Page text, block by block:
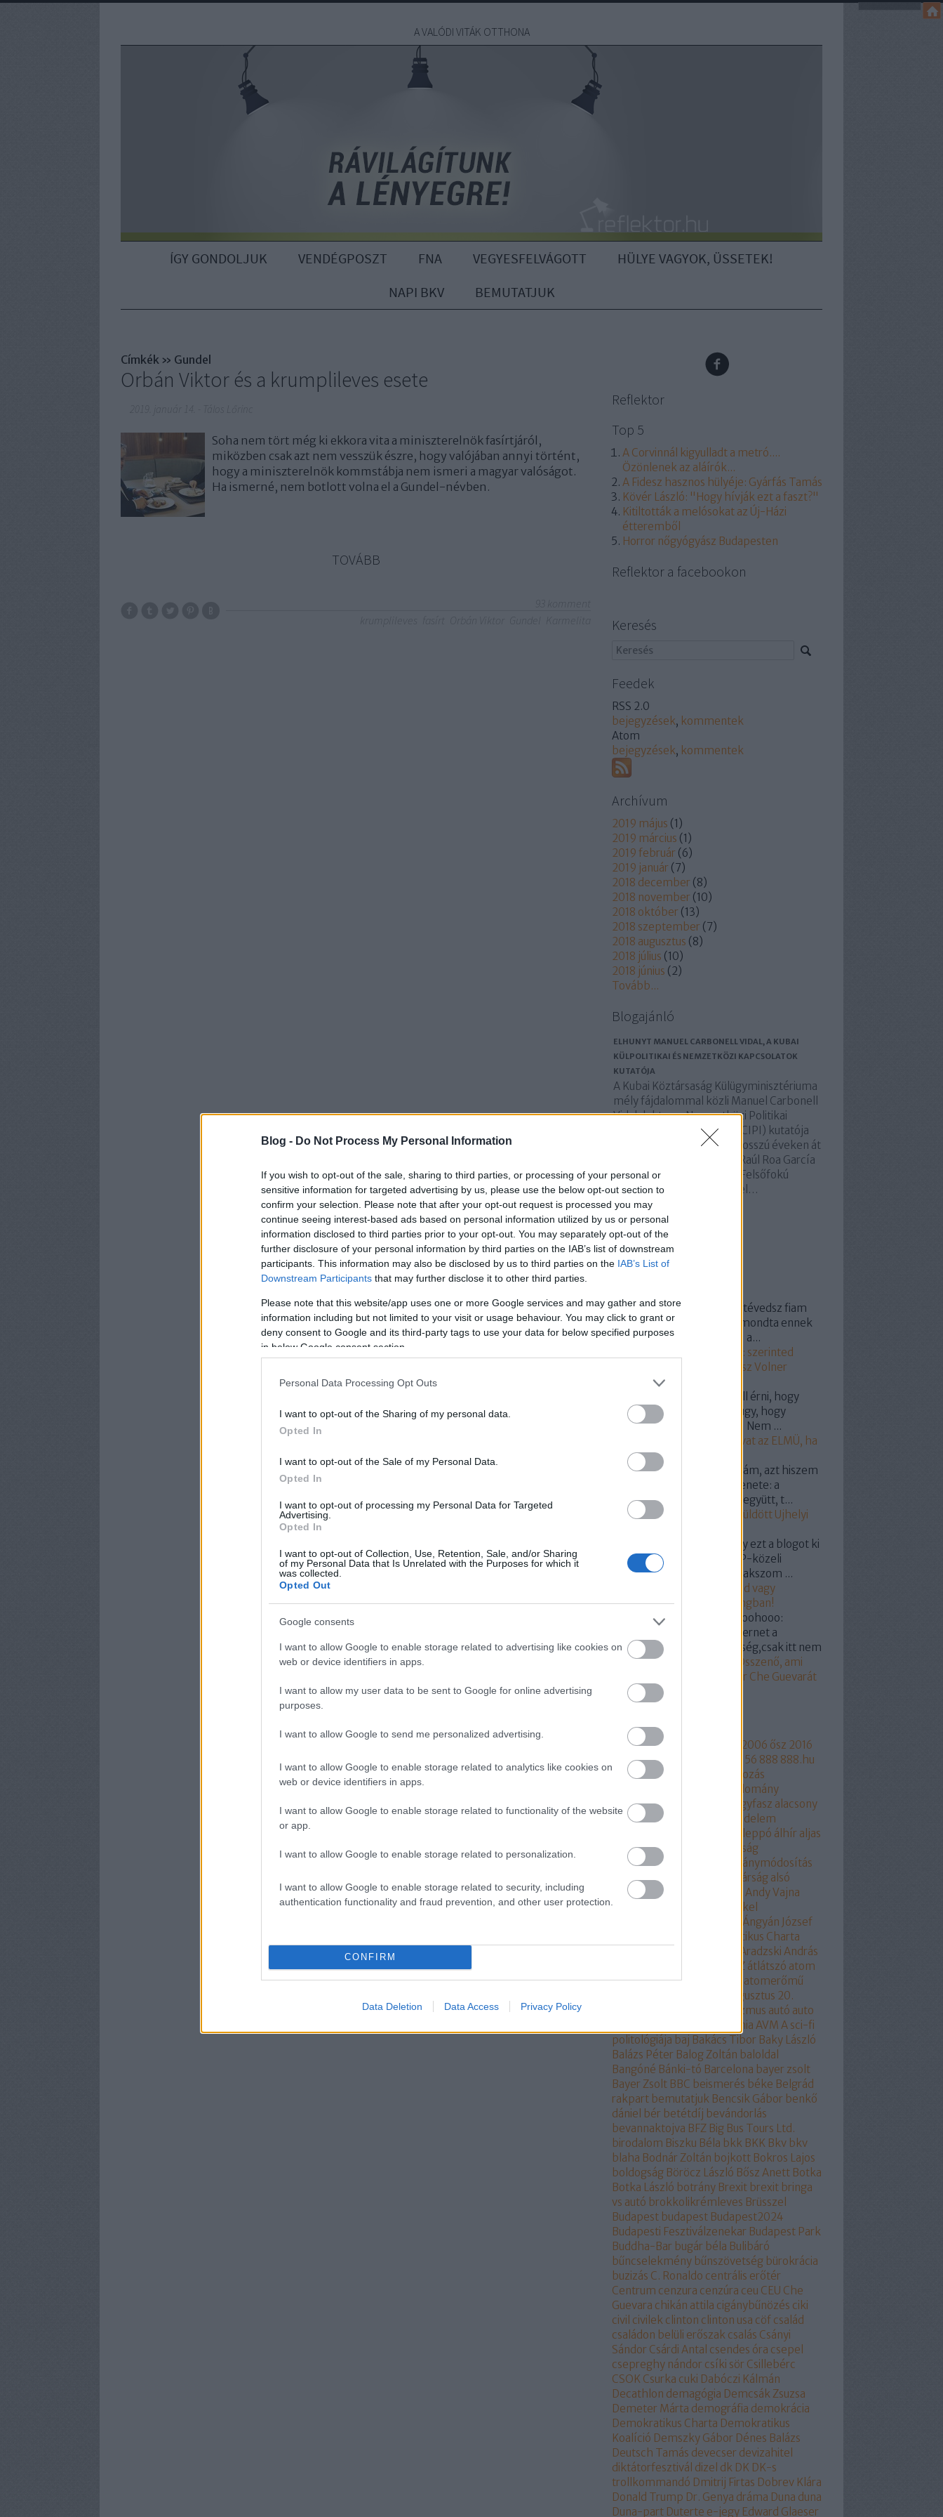
Blog - Do Not Process My Personal Information
If you wish to opt-out of the sale, sharing to third parties, or processing of your personal or
sensitive information for targeted advertising by us, please use the below opt-out section to
confirm your selection. Please note that after your opt-out request is processed you may
continue seeing interest-based ads based on personal information utilized by us or personal
information disclosed to third parties prior to your opt-out. You may separately opt-out of the
further disclosure of your personal information by third parties on the IAB’s list of downstream
participants. This information may also be disclosed by us to third parties on the IAB’s List of
Downstream Participants that may further disclose it to other third parties.
Please note that this website/app uses one or more Google services and may gather and store
information including but not limited to your visit or usage behaviour. You may click to grant or
deny consent to Google and its third-party tags to use your data for below specified purposes
in below Google consent section.
Personal Data Processing Opt Outs
I want to opt-out of the Sharing of my personal data.
Opted In
I want to opt-out of the Sale of my Personal Data.
Opted In
I want to opt-out of processing my Personal Data for Targeted
Advertising.
Opted In
I want to opt-out of Collection, Use, Retention, Sale, and/or Sharing
of my Personal Data that Is Unrelated with the Purposes for which it
was collected.
Opted Out
Google consents
I want to allow Google to enable storage related to advertising like cookies on
web or device identifiers in apps.
I want to allow my user data to be sent to Google for online advertising
purposes.
I want to allow Google to send me personalized advertising.
I want to allow Google to enable storage related to analytics like cookies on
web or device identifiers in apps.
I want to allow Google to enable storage related to functionality of the website
or app.
I want to allow Google to enable storage related to personalization.
I want to allow Google to enable storage related to security, including
authentication functionality and fraud prevention, and other user protection.
CONFIRM
Data Deletion Data Access Privacy Policy
A VALÓDI VITÁK OTTHONA
ÍGY GONDOLJUK VENDÉGPOSZT FNA VEGYESFELVÁGOTT
HÜLYE VAGYOK, ÜSSETEK!
NAPI BKV
BEMUTATJUK
Címkék » Gundel
Orbán Viktor és a krumplileves esete
Soha nem tört még ki ekkora vita a miniszterelnök fasírtjáról,
miközben csak azt nem vesszük észre, hogy valójában annyi történt,
hogy a miniszterelnök kommstábja nem ismeri a magyar valóságot.
Ha ismerné, nem botlott volna el a Gundel-névben.
TOVÁBB
Reflektor
Top 5
A Corvinnál kigyulladt a metró....
Özönlenek az aláírók...
A Fidesz hasznos hülyéje: Gyárfás Tamás
Kövér László: "Hogy hívják ezt a faszt?"
Kitiltották a melósokat az Új-Házi
étteremből
Horror nőgyógyász Budapesten
Reflektor a facebookon
Keresés
Feedek
RSS 2.0
bejegyzések, kommentek
Atom
bejegyzések, kommentek
Archívum
2019 május (1)
2019 március (1)
2019 február (6)
2019 január (7)
2018 december (8)
2018 november (10)
2018 október (13)
2018 szeptember (7)
2018 augusztus (8)
2018 július (10)
2018 június (2)
Tovább...
Blogajánló
ELHUNYT MANUEL CARBONELL VIDAL, A KUBAI
KÜLPOLITIKAI ÉS NEMZETKÖZI KAPCSOLATOK
KUTATÓJA
A Kubai Köztársaság Külügyminisztériuma
mély fájdalommal közli Manuel Carbonell
Vidal doktor, a Nemzetközi Politikai
Kutatások Központjának (CIPI) kutatója
halálhírét. A szakember hosszú éveken át
oktatóként is dolgozott a Raúl Roa García
Nemzetközi Kapcsolatok Felsőfokú
Intézetében (ISRI). Manuel…
cubasolidaridad.blog.hu
tu-154:@Grand Prix 1800: tévedsz fiam
,olvastad ,,maga a gazdád mondta ennek
az idiótavolnernek hogy "" a...
Szavazz: szerinted
mivel vásárolta meg a Fidesz Volner
@onlame: El kell érni, hogy
kapcsolják le a hálózatról úgy, hogy
kártyás legyen a villanyóra! Nem ...
Így szívat az ELMÜ, ha
napelemed van!
tendencia: Hát nuszbaumkám, azt hiszem
elég világos a választók üzenete: a
hatalmas nagy pofátokkal együtt, t...
2019.05.27. 12:10
Miért küldött Ujhelyi
Nem tudom, hogy ezt a blogot ki
és miért indította -bár LMP-közeli
személyre/csoportra gyanakszom ...
Hunvald vagy
Somogyi? Segítünk a castingban!
szekertabor:
@a nagy hohoohooo:
"Tudod hülyegyerek az internet a
könyvtár megfelelője féleség,csak itt nem
kell...(2019.03.07. 15:18
Összenő, ami
összetartozik: Orbán Viktor Che Guevarát
idéz
.lengyelország 2006 ősz 2016
20172018 56 888 888.hu
abortusz
Aczél Endre
adakozás
adomány
áfacsökkentés
agyfasz alacsony
béraláírásgyájtés
alapjovedelem
Aleppó álhír aljas
alkotmány
alkotmánybíróság
Alkotmánybíróság
alkotmánymódosítás
államállampárt állampolgárság alsó
rakpart
áltudomány
Andy Vajna
angela merkel
Angela Merkel
Ángyán József
Antidemokratikus Charta
Aradzski András
ÁSZ átlátszó atom
atombalesetatomenergia
atomerőmű
augusztus 20.
autizmus autó auto
autonómia AVM A sci-fi
politológiája baj Bakács Tibor Baky László
Balázs Péter Balog Zoltán baloldal
Bangóné Bánki-tó Barcelona bayer zsolt
Bayer Zsolt BBC beismerés béke Belgrád
rakpart bemutatjuk Bencsik Gábor benkő
dániel bér betétdíj bevándorlás
bevannaktojva BFZ Big Bus Tours Ltd.
birodalom Biszku Béla bkk BKK Bkv bkv
blaha Bodnár Zoltán bojkott Bokros Lajos
boldogság Böröcz László Bősz Anett Botka
Botka László botrány Brexit brexit bringa
vs autó brokkolikrémleves Brüsszel
Budapest budapest Budapest2024
Budapesti Fesztiválzenekar Budapest Park
Buddha-Bar bugár béla Bulibáró
bűncselekmény bűnszövetség bürokrácia
buzizás C. Ronaldo centrális erőtér
Centrum cenzura cenzúra ceu CEU Che
Guevara chikán attila cigánybűnözés ciki
civil civilek clinton clinton usa cöf család
családon belüli erőszak csalás Csányi
Sándor Csárdi Antal csendes óra csepel
csepreghy nándor csíki sör Csillebérc
CSOK Csurka cuki Dabóczi Kálmán
Decathlon demagógia Demcsák Zsuzsa
Demeter Márta demográfia demokrácia
Demokratikus Charta Demokratikus
Koalíció Demszky Gábor Dénes Balázs
Deutsch Tamás devecser devizahitel
diktátorfesztivál dizel dk DK DK-s
trollkommandó Dmitrij Firtas Dobrev Klára
Donald Trump Dr. Genya dráma Duna duna
Duna-part Duterte e-jegy Edward Glaeser